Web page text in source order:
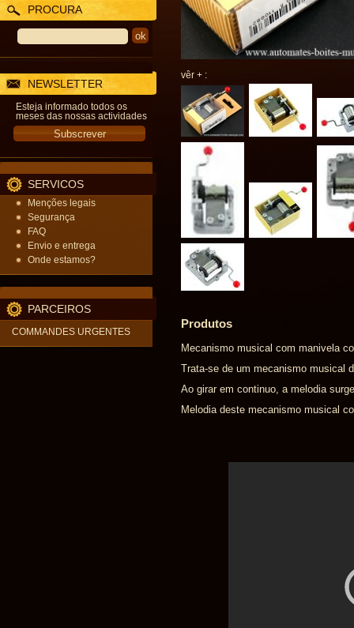
PROCURA
NEWSLETTER
Esteja informado todos os
meses das nossas actividades
SERVICOS
Menções legais
Segurança
FAQ
Envio e entrega
Onde estamos?
PARCEIROS
COMMANDES URGENTES
vêr + :
Produtos
Mecanismo musical com manivela
Trata-se de um mecanismo musical
Ao girar em continuo, a melodia
Melodia deste mecanismo musical